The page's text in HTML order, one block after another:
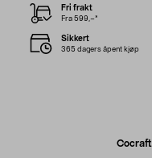
Cocraft
Fri frakt
Fra 599,–*
Sikkert
365 dagers åpent kjøp